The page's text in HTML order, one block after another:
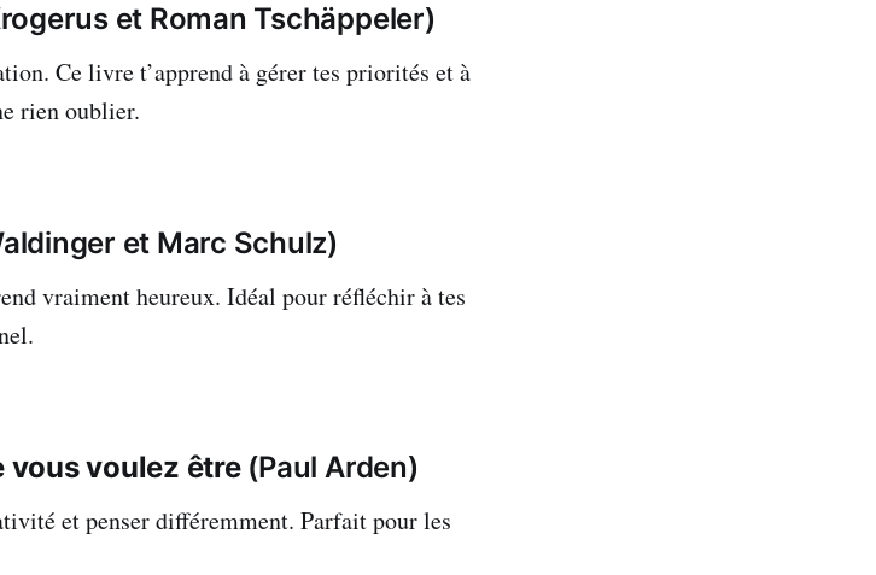
et Roman Tschäppeler)
Ce livre t’apprend à gérer tes priorités et à
rien oublier.
et Marc Schulz)
vraiment heureux. Idéal pour réfléchir à tes
vous voulez être(Paul Arden)
et penser différemment. Parfait pour les